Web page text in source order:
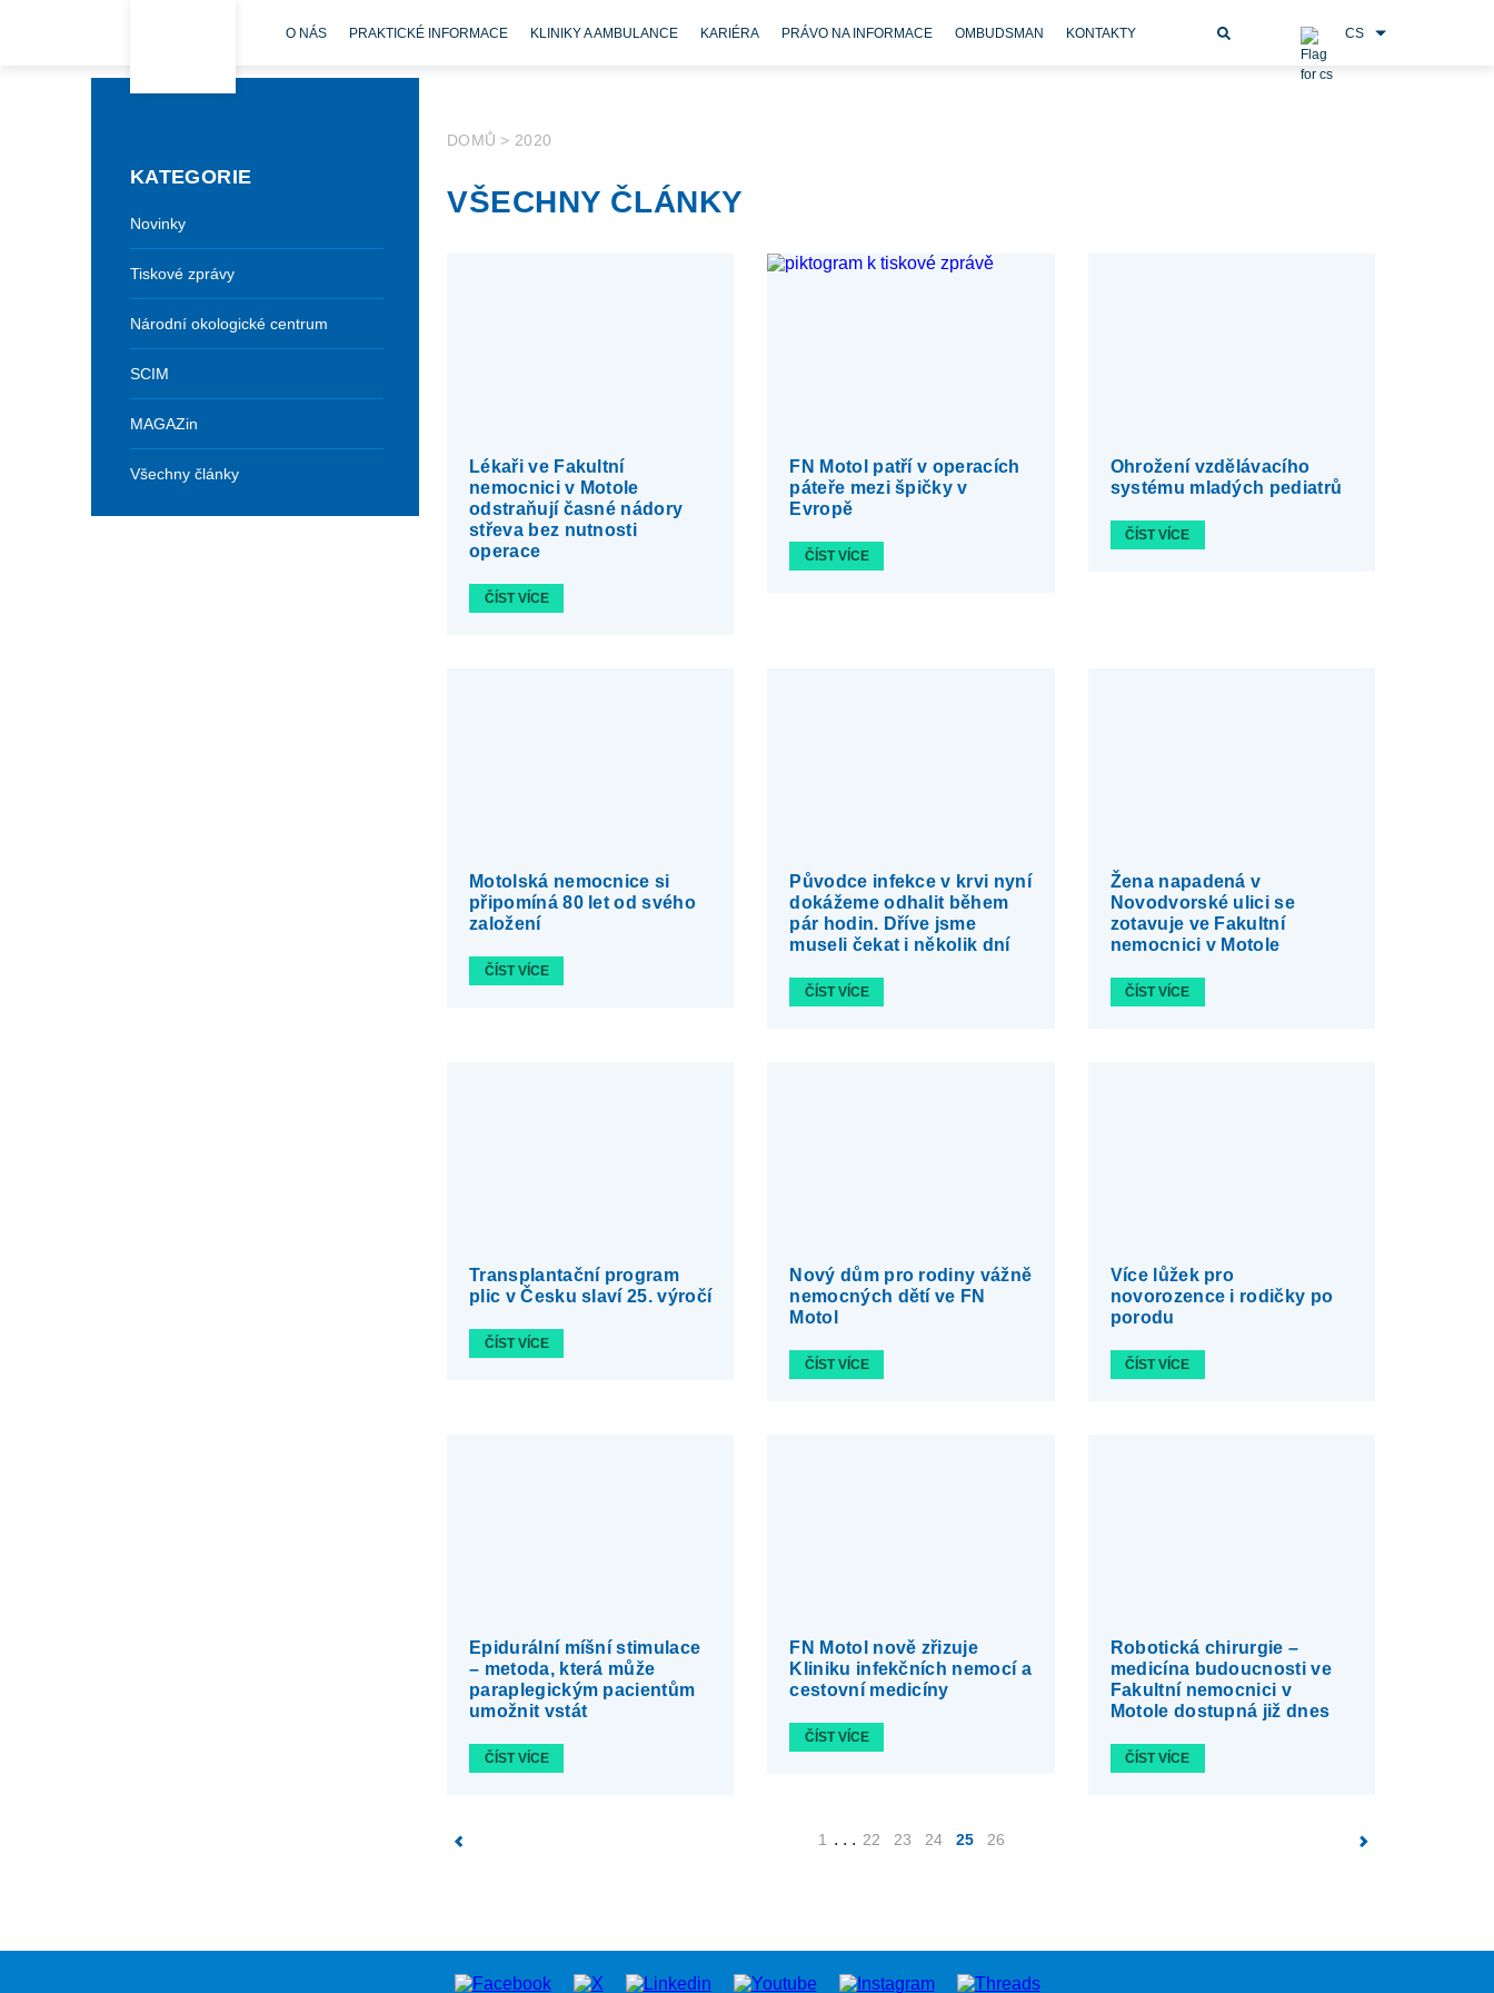
O NÁS PRAKTICKÉ INFORMACE KLINIKY A AMBULANCE KARIÉRA PRÁVO NA INFORMACE OMBUDSMAN KONTAKTY CS
KATEGORIE
Novinky
Tiskové zprávy
Národní okologické centrum
SCIM
MAGAZin
Všechny články
DOMŮ > 2020
VŠECHNY ČLÁNKY
Lékaři ve Fakultní
nemocnici v Motole
odstraňují časné nádory
střeva bez nutnosti
operace
ČÍST VÍCE
FN Motol patří v operacích
páteře mezi špičky v
Evropě
ČÍST VÍCE
Ohrožení vzdělávacího
systému mladých pediatrů
ČÍST VÍCE
Motolská nemocnice si
připomíná 80 let od svého
založení
ČÍST VÍCE
Původce infekce v krvi nyní
dokážeme odhalit během
pár hodin. Dříve jsme
museli čekat i několik dní
ČÍST VÍCE
Žena napadená v
Novodvorské ulici se
zotavuje ve Fakultní
nemocnici v Motole
ČÍST VÍCE
Transplantační program
plic v Česku slaví 25. výročí
ČÍST VÍCE
Nový dům pro rodiny vážně
nemocných dětí ve FN
Motol
ČÍST VÍCE
Více lůžek pro
novorozence i rodičky po
porodu
ČÍST VÍCE
Epidurální míšní stimulace
– metoda, která může
paraplegickým pacientům
umožnit vstát
ČÍST VÍCE
FN Motol nově zřizuje
Kliniku infekčních nemocí a
cestovní medicíny
ČÍST VÍCE
Robotická chirurgie –
medicína budoucnosti ve
Fakultní nemocnici v
Motole dostupná již dnes
ČÍST VÍCE
1 . . . 22 23 24 25 26